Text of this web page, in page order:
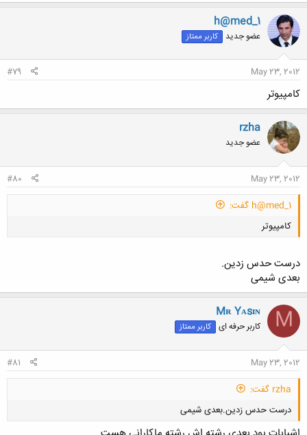
h@med_1
عضو جدید کاربر ممتاز
May 23, 2012
#79
کامپیوتر
rzha
عضو جدید
May 23, 2012
#80
h@med_1 گفت:
کامپیوتر
کلیک کنید تا باز شود...
درست حدس زدین.
بعدی شیمی
M
Mʀ Yᴀsɪɴ
کاربر حرفه ای کاربر ممتاز
May 23, 2012
#81
rzha گفت:
درست حدس زدین.بعدی شیمی